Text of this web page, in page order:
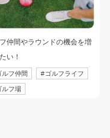
仲間やラウンドの機会を増
い！
ルフ仲間 #ゴルフライフ
ルフ場